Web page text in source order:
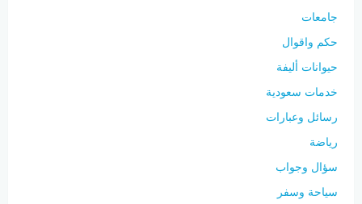
جامعات
حكم واقوال
حيوانات أليفة
خدمات سعودية
رسائل وعبارات
رياضة
سؤال وجواب
سياحة وسفر